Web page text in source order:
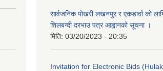
सार्वजनिक पोखरी लखनपुर र एकडार्वा को
शिलबन्दी दरभाउ पत्र आह्वानको सूचना ।
मिति: 03/20/2023 - 20:35
Invitation for Electronic Bids